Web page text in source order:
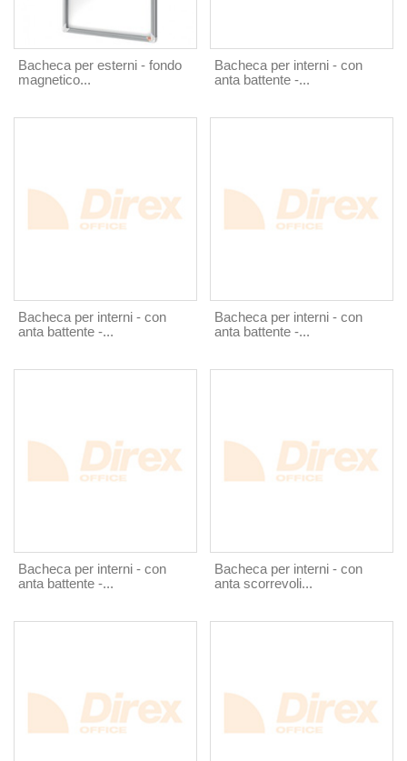
Bacheca per esterni - fondo
magnetico...
Bacheca per interni - con
anta battente -...
Bacheca per interni - con
anta battente -...
Bacheca per interni - con
anta battente -...
Bacheca per interni - con
anta battente -...
Bacheca per interni - con
anta scorrevoli...